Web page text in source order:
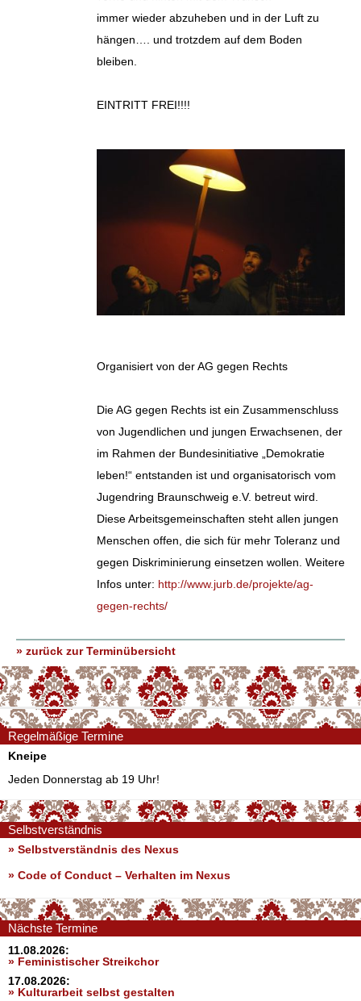
immer wieder abzuheben und in der Luft zu
hängen…. und trotzdem auf dem Boden
bleiben.
EINTRITT FREI!!!!
Organisiert von der AG gegen Rechts
Die AG gegen Rechts ist ein Zusammenschluss
von Jugendlichen und jungen Erwachsenen, der
im Rahmen der Bundesinitiative „Demokratie
leben!“ entstanden ist und organisatorisch vom
Jugendring Braunschweig e.V. betreut wird.
Diese Arbeitsgemeinschaften steht allen jungen
Menschen offen, die sich für mehr Toleranz und
gegen Diskriminierung einsetzen wollen. Weitere
Infos unter: http://www.jurb.de/projekte/ag-
gegen-rechts/
» zurück zur Terminübersicht
Regelmäßige Termine
Kneipe
Jeden Donnerstag ab 19 Uhr!
Selbstverständnis
» Selbstverständnis des Nexus
» Code of Conduct – Verhalten im Nexus
Nächste Termine
11.08.2026:
» Feministischer Streikchor
17.08.2026:
» Kulturarbeit selbst gestalten